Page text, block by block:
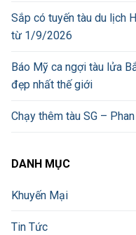
Sắp có tuyến tàu du lịch
từ 1/9/2026
Báo Mỹ ca ngợi tàu lửa
đẹp nhất thế giới
Chạy thêm tàu SG –
DANH MỤC
Khuyến Mại
Tin Tức